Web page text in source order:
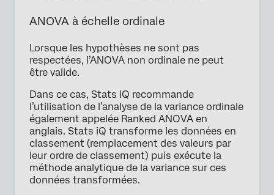
ANOVA à échelle ordinale
Lorsque les hypothèses ne sont pas
respectées, l’ANOVA non ordinale ne peut
être valide.
Dans ce cas, Stats iQ recommande
l’utilisation de l’analyse de la variance ordinale
également appelée Ranked ANOVA en
anglais. Stats iQ transforme les données en
classement (remplacement des valeurs par
leur ordre de classement) puis exécute la
méthode analytique de la variance sur ces
données transformées.